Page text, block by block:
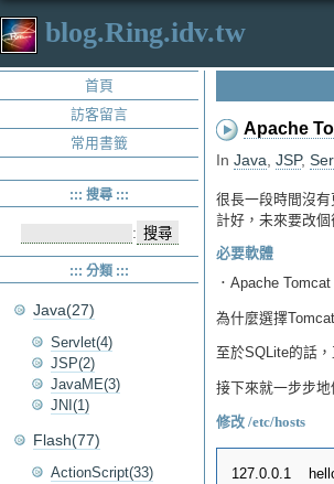
blog.Ring.idv.tw
Apache
In Java JSP,
很長一段時間沒
計好，未來要改
必要軟體
．Apache
為什麼選擇
至於SQLite的話
接下來就一步步地
修改 /etc/hosts
首頁
訪客留言
常用書籤
::: 搜尋 :::
:
::: 分類 :::
Java(27)
Servlet(4)
JSP(2)
JavaME(3)
JNI(1)
Flash(77)
ActionScript(33)